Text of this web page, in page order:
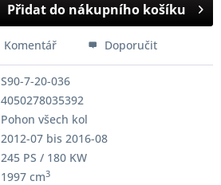
Přidat do nákupního košíku
Komentář Doporučit
S90-7-20-036
4050278035392
Pohon všech kol
2012-07 bis 2016-08
245 PS / 180 KW
1997 cm3